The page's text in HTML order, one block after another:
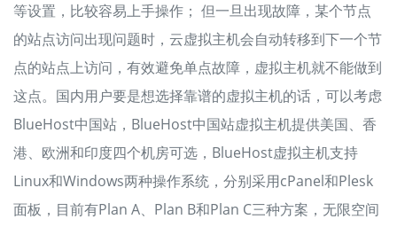
等设置，比较容易上手操作； 但一旦出现故障，某个节点
的站点访问出现问题时，云虚拟主机会自动转移到下一个节
点的站点上访问，有效避免单点故障，虚拟主机就不能做到
这点。国内用户要是想选择靠谱的虚拟主机的话，可以考虑
BlueHost中国站，BlueHost中国站虚拟主机提供美国、香
港、欧洲和印度四个机房可选，BlueHost虚拟主机支持
Linux和Windows两种操作系统，分别采用cPanel和Plesk
面板，目前有Plan A、Plan B和Plan C三种方案，无限空间